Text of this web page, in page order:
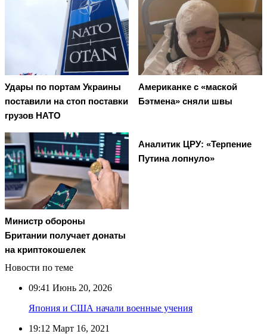
Удары по портам Украины
поставили на стоп поставки
грузов НАТО
Американке с «маской
Бэтмена» сняли швы
Министр обороны
Британии получает донаты
на криптокошелек
Аналитик ЦРУ: «Терпение
Путина лопнуло»
Новости по теме
09:41 Июнь 20, 2026
Япония и США начали военные учения
19:12 Март 16, 2021